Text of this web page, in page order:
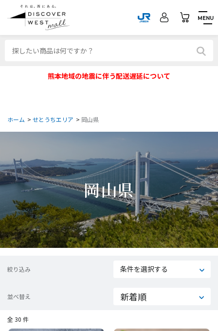
MENU
熊本地域の地震に伴う配送遅延について
ホーム > せとうちエリア > 岡山県
岡山県
絞り込み 条件を選択する
並べ替え
全 30 件